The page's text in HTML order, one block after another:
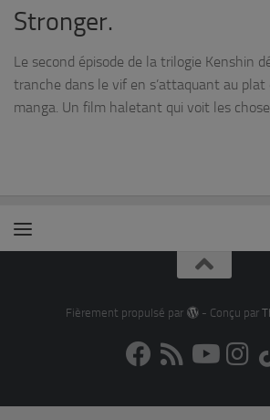
Stronger.
Le second épisode de la trilogie Kenshin
tranche dans le vif en s’attaquant au plat
manga. Un film haletant qui voit les
Fièrement propulsé par - Conçu par